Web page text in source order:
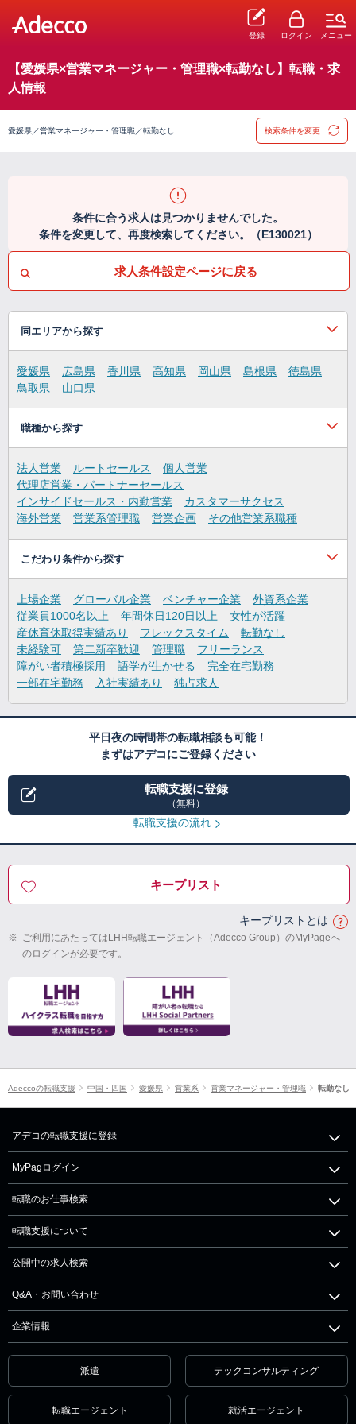
登録 ログイン メニュー
【愛媛県×営業マネージャー・管理職×転勤なし】転職・求
人情報
愛媛県／営業マネージャー・管理職／転勤なし 検索条件を変更
条件に合う求人は見つかりませんでした。
条件を変更して、再度検索してください。（E130021）
求人条件設定ページに戻る
同エリアから探す
愛媛県 広島県 香川県 高知県 岡山県 島根県
徳島県
鳥取県
山口県
職種から探す
法人営業 ルートセールス
個人営業
代理店営業・パートナーセールス
インサイドセールス・内勤営業
カスタマーサクセス
海外営業
営業系管理職 営業企画 その他営業系職種
こだわり条件から探す
上場企業 グローバル企業 ベンチャー企業
外資系企業
従業員1000名以上
年間休日120日以上
女性が活躍
産休育休取得実績あり
フレックスタイム
転勤なし
未経験可
第二新卒歓迎 管理職
フリーランス
障がい者積極採用
語学が生かせる
完全在宅勤務
一部在宅勤務
入社実績あり 独占求人
平日夜の時間帯の転職相談も可能！
まずはアデコにご登録ください
転職支援に登録
（無料）
転職支援の流れ
キープリスト
キープリストとは
※ ご利用にあたってはLHH転職エージェント（Adecco Group）のMyPageへ
のログインが必要です。
Adeccoの転職支援 中国・四国 愛媛県 営業系 営業マネージャー・管理職 転勤なし
アデコの転職支援に登録
MyPagログイン
転職のお仕事検索
転職支援について
公開中の求人検索
Q&A・お問い合わせ
企業情報
派遣 テックコンサルティング
転職エージェント 就活エージェント